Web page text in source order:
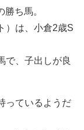
ち馬。
）は、小倉2歳S
で、子出しが良
っているようだ